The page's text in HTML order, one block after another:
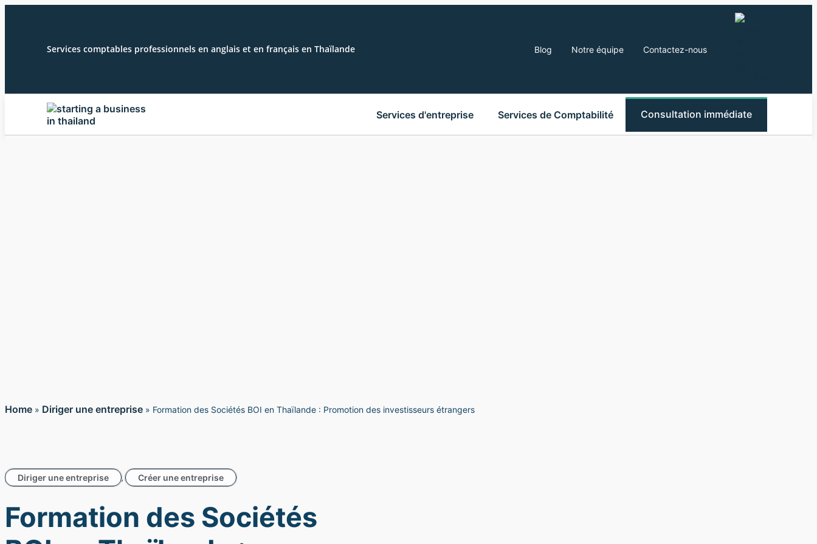
Services comptables professionnels en anglais et en français en Thaïlande Blog Notre équipe Contactez-nous
Services d'entreprise Services de Comptabilité Consultation immédiate
Home » Diriger une entreprise » Formation des Sociétés BOI en Thaïlande : Promotion des investisseurs étrangers
Diriger une entreprise , Créer une entreprise
Formation des Sociétés